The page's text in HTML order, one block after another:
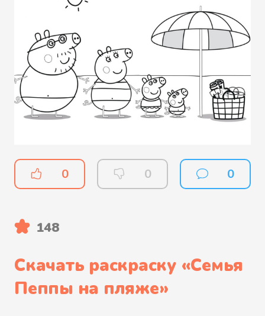
0 0 0
148
Скачать раскраску «Семья
Пеппы на пляже»